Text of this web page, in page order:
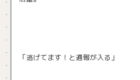
「逃げてます！と通報が入る」